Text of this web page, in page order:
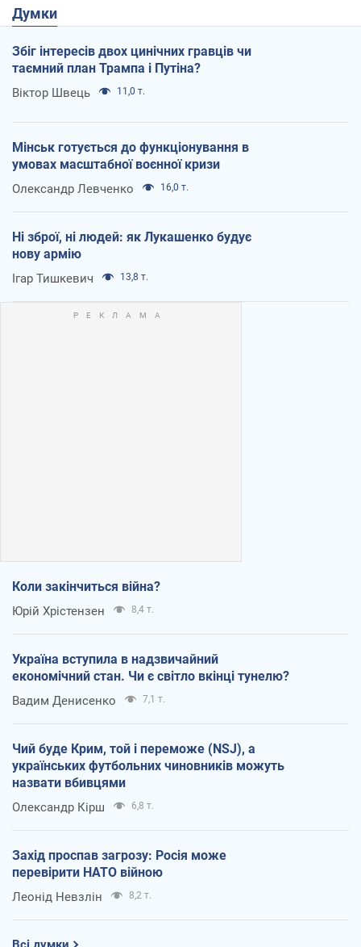
Думки
Збіг інтересів двох цинічних гравців чи
таємний план Трампа і Путіна?
Віктор Швець 11,0 т.
Мінськ готується до функціонування в
умовах масштабної воєнної кризи
Олександр Левченко 16,0 т.
Ні зброї, ні людей: як Лукашенко будує
нову армію
Ігар Тишкевич 13,8 т.
Коли закінчиться війна?
Юрій Хрістензен 8,4 т.
Україна вступила в надзвичайний
економічний стан. Чи є світло вкінці тунелю?
Вадим Денисенко 7,1 т.
Чий буде Крим, той і переможе (NSJ), а
українських футбольних чиновників можуть
назвати вбивцями
Олександр Кірш 6,8 т.
Захід проспав загрозу: Росія може
перевірити НАТО війною
Леонід Невзлін 8,2 т.